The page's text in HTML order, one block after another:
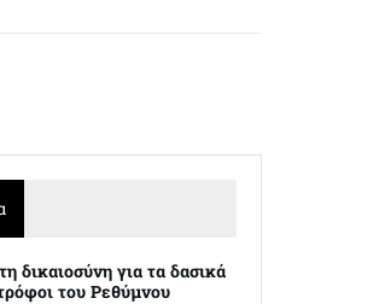
δικαιοσύνη για τα δασικά
του Ρεθύμνου